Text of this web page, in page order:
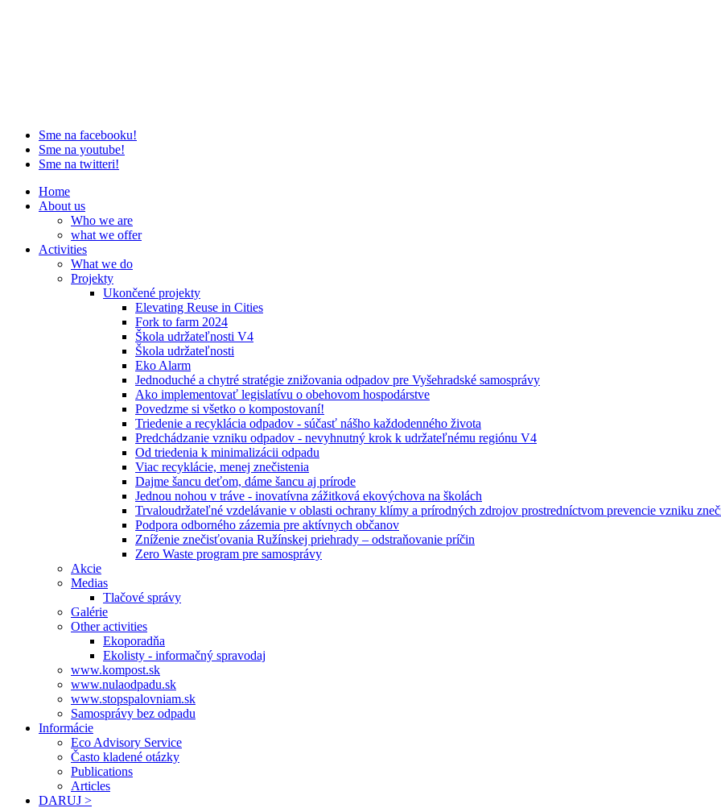
Sme na facebooku!
Sme na youtube!
Sme na twitteri!
Home
About us
Who we are
what we offer
Activities
What we do
Projekty
Ukončené projekty
Elevating Reuse in Cities
Fork to farm 2024
Škola udržateľnosti V4
Škola udržateľnosti
Eko Alarm
Jednoduché a chytré stratégie znižovania odpadov pre Vyšehradské samosprávy
Ako implementovať legislatívu o obehovom hospodárstve
Povedzme si všetko o kompostovaní!
Triedenie a recyklácia odpadov - súčasť nášho každodenného života
Predchádzanie vzniku odpadov - nevyhnutný krok k udržateľnému regiónu V4
Od triedenia k minimalizácii odpadu
Viac recyklácie, menej znečistenia
Dajme šancu deťom, dáme šancu aj prírode
Jednou nohou v tráve - inovatívna zážitková ekovýchova na školách
Trvaloudržateľné vzdelávanie v oblasti ochrany klímy a prírodných zdrojov prostredníctvom prevencie vzniku
Podpora odborného zázemia pre aktívnych občanov
Zníženie znečisťovania Ružínskej priehrady – odstraňovanie príčin
Zero Waste program pre samosprávy
Akcie
Medias
Tlačové správy
Galérie
Other activities
Ekoporadňa
Ekolisty - informačný spravodaj
www.kompost.sk
www.nulaodpadu.sk
www.stopspalovniam.sk
Samosprávy bez odpadu
Informácie
Eco Advisory Service
Často kladené otázky
Publications
Articles
DARUJ >